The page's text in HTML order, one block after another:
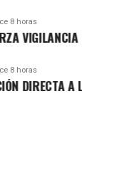
8 horas
CON
8 horas
A LAS FAMILIAS